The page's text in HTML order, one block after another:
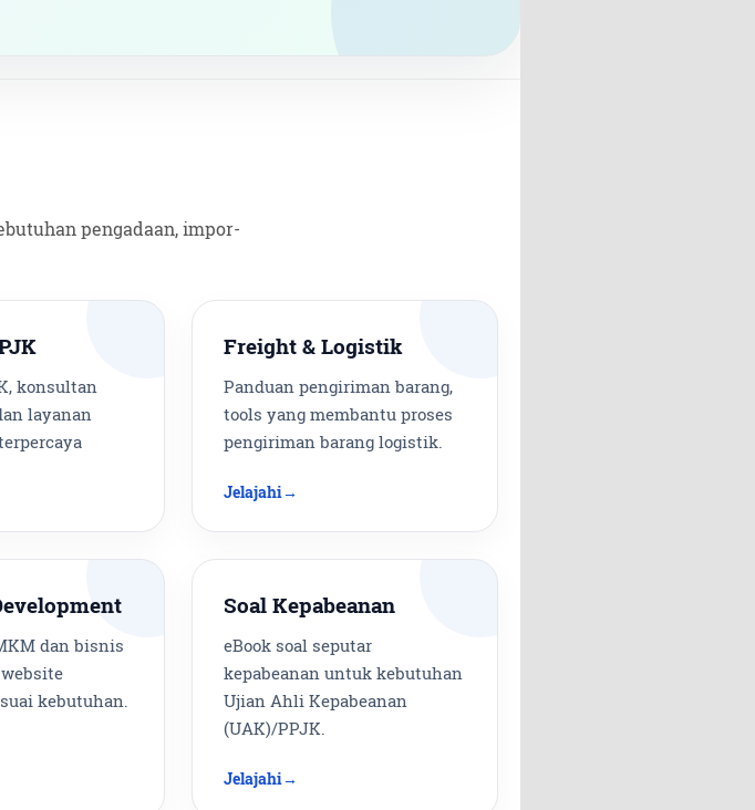
pengadaan, impor-
konsultan
layanan
Freight & Logistik
Panduan pengiriman barang,
tools yang membantu proses
pengiriman barang logistik.
Jelajahi
dan bisnis
kebutuhan.
Soal Kepabeanan
eBook soal seputar
kepabeanan untuk kebutuhan
Ujian Ahli Kepabeanan
(UAK)/PPJK.
Jelajahi